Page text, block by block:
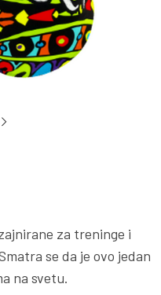
za treninge i
se da je ovo jedan
na svetu.